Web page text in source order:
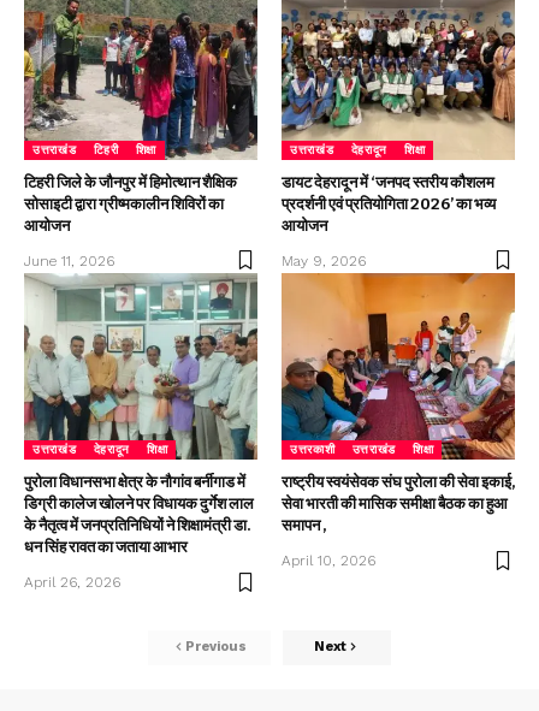
उत्तराखंड टिहरी शिक्षा
टिहरी जिले के जौनपुर में हिमोत्थान शैक्षिक
सोसाइटी द्वारा ग्रीष्मकालीन शिविरों का
आयोजन
June 11, 2026
उत्तराखंड देहरादून शिक्षा
डायट देहरादून में ‘जनपद स्तरीय कौशलम
प्रदर्शनी एवं प्रतियोगिता 2026’ का भव्य
आयोजन
May 9, 2026
उत्तराखंड देहरादून शिक्षा
पुरोला विधानसभा क्षेत्र के नौगांव बर्नीगाड में
डिग्री कालेज खोलने पर विधायक दुर्गेश लाल
के नैतृत्व में जनप्रतिनिधियों ने शिक्षामंत्री डा.
धन सिंह रावत का जताया आभार
April 26, 2026
उत्तरकाशी उत्तराखंड शिक्षा
राष्ट्रीय स्वयंसेवक संघ पुरोला की सेवा इकाई,
सेवा भारती की मासिक समीक्षा बैठक का हुआ
समापन ,
April 10, 2026
Previous Next